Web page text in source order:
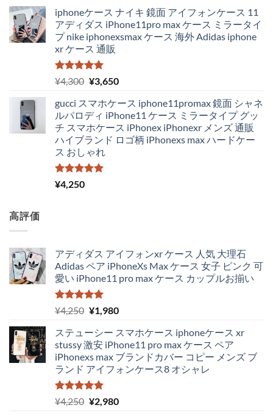
iphoneケース ナイキ 鏡面 アイフォンケース 11
アディダス iPhone11pro max ケース ミラータイ
プ nike iphonexsmax ケース 海外 Adidas iphone
xr ケース 通販
5段階中
5.00
の評価
¥4,300 元
価
格
は
¥4,300
で
し
¥3,650現
の
価
格
は
gucci スマホケース iphone11promax 鏡面 シャネ
ルパロディ iPhone11 ケース ミラータイプ グッ
チ スマホケース iPhonex iPhonexr メンズ 通販
ハイブランド ロゴ柄 iPhonexs max ハードケー
ス おしゃれ
5段階中
5.00
¥4,250
高評価
アディダス アイフォンxr ケース 人気 大理石
Adidas ペア iPhoneXs Max ケース 女子 ピンク 可
愛い iPhone11 pro max ケース カップルお揃い
5段階中
5.00
の評価
¥4,250 元
価
格
は
¥4,250
で
し
¥1,980現
の
価
格
は
で
ステューシー スマホケース iphoneケース xr
stussy 激安 iPhone11 pro max ケース ペア
iPhonexs max ブランドカバー コピー メンズ ブ
ランド アイフォンケース8 オシャレ
5段階中
5.00
の評価
¥4,250 元
¥2,980現